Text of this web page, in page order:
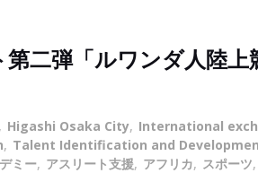
二弾「ルワンダ人陸
, Higashi Osaka City, International
, Talent Identification and
ミー, アスリート支援, アフリカ, スポーツ,